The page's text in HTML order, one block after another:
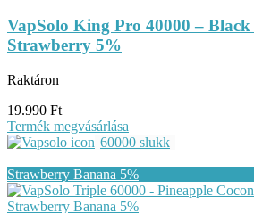
VapSolo King Pro 40000 –
Strawberry 5%
Raktáron
19.990 Ft
Termék megvásárlása
60000 slukk